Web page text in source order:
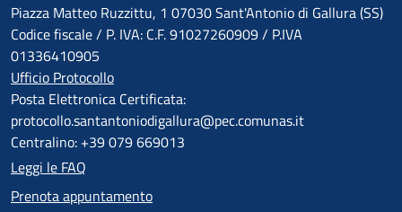
Piazza Matteo Ruzzittu, 1 07030 Sant'Antonio di Gallura (SS)
Codice fiscale / P. IVA: C.F. 91027260909 / P.IVA
01336410905
Ufficio Protocollo
Posta Elettronica Certificata:
protocollo.santantoniodigallura@pec.comunas.it
Centralino: +39 079 669013
Leggi le FAQ
Prenota appuntamento